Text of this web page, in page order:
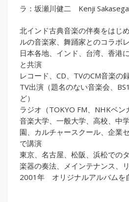
ラ：坂瀬川健二 Kenji
北インド古典音楽の伴奏をはじ
ルの音楽家、舞踊家とのコラボ
日本各地、インド、台湾、香港
と共演
レコード、CD、TVのCM音楽の
TV出演（題名のない音楽会、
ど）
ラジオ（TOKYO FM、NHKベン
音楽大学、一般大学、高校、中
園、カルチャースクール、企業
で講演
東京、名古屋、松阪、浜松での
楽器の奏法、メインテナンス、
2001年 オリジナルアルバムを